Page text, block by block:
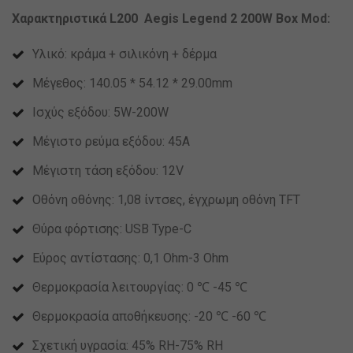
Χαρακτηριστικά L200 Aegis Legend 2 200W Box Mod:
Υλικό: κράμα + σιλικόνη + δέρμα
Μέγεθος: 140.05 * 54.12 * 29.00mm
Ισχύς εξόδου: 5W-200W
Μέγιστο ρεύμα εξόδου: 45Α
Μέγιστη τάση εξόδου: 12V
Οθόνη οθόνης: 1,08 ίντσες, έγχρωμη οθόνη TFT
Θύρα φόρτισης: USB Type-C
Εύρος αντίστασης: 0,1 Ohm-3 Ohm
Θερμοκρασία λειτουργίας: 0 ℃ -45 ℃
Θερμοκρασία αποθήκευσης: -20 ℃ -60 ℃
Σχετική υγρασία: 45% RH-75% RH